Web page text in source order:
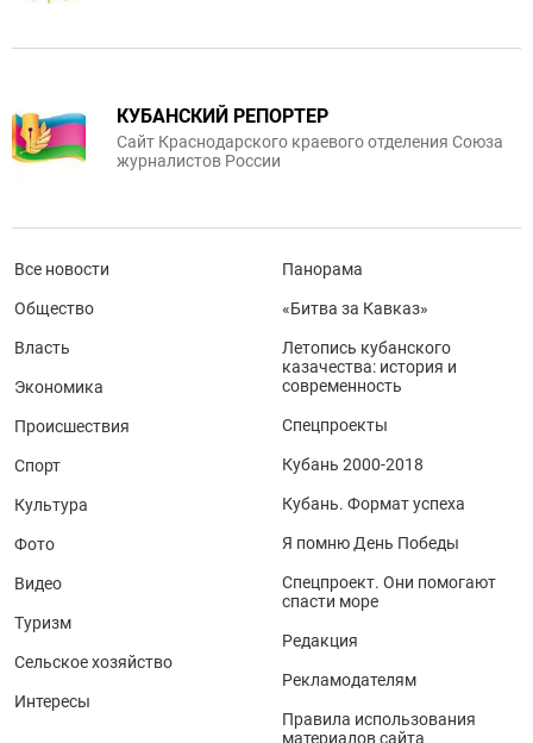
КУБАНСКИЙ РЕПОРТЕР
Сайт Краснодарского краевого отделения Союза
журналистов России
Все новости
Общество
Власть
Экономика
Происшествия
Спорт
Культура
Фото
Видео
Туризм
Сельское хозяйство
Интересы
Панорама
«Битва за Кавказ»
Летопись кубанского
казачества: история и
современность
Спецпроекты
Кубань 2000-2018
Кубань. Формат успеха
Я помню День Победы
Спецпроект. Они помогают
спасти море
Редакция
Рекламодателям
Правила использования
материалов сайта